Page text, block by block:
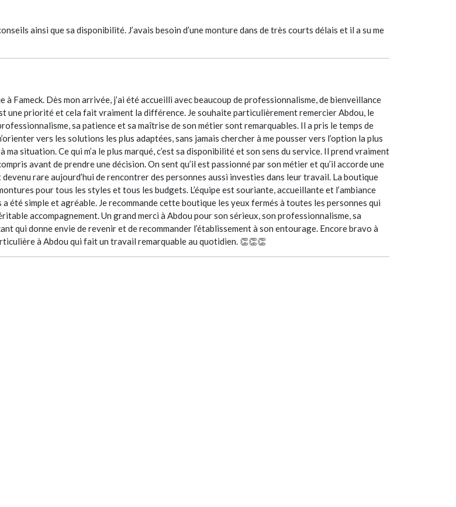
ainsi que sa disponibilité. J’avais besoin d’une monture dans de très courts délais et il a su me
Fameck. Dès mon arrivée, j’ai été accueilli avec beaucoup de professionnalisme, de bienveillance
une priorité et cela fait vraiment la différence. Je souhaite particulièrement remercier Abdou, le
sa patience et sa maîtrise de son métier sont remarquables. Il a pris le temps de
vers les solutions les plus adaptées, sans jamais chercher à me pousser vers l’option la plus
situation. Ce qui m’a le plus marqué, c’est sa disponibilité et son sens du service. Il prend vraiment
avant de prendre une décision. On sent qu’il est passionné par son métier et qu’il accorde une
rare aujourd’hui de rencontrer des personnes aussi investies dans leur travail. La boutique
pour tous les styles et tous les budgets. L’équipe est souriante, accueillante et l’ambiance
été simple et agréable. Je recommande cette boutique les yeux fermés à toutes les personnes qui
accompagnement. Un grand merci à Abdou pour son sérieux, son professionnalisme, sa
qui donne envie de revenir et de recommander l’établissement à son entourage. Encore bravo à
à Abdou qui fait un travail remarquable au quotidien. 👏👏👏